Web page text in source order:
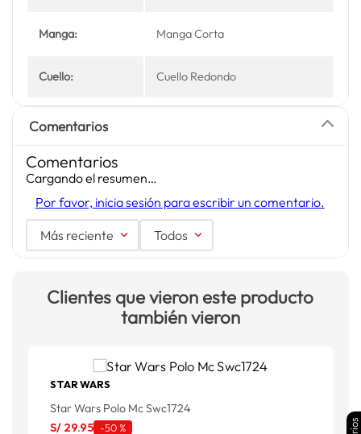
Manga: Manga Corta
Cuello: Cuello Redondo
Comentarios
Comentarios
Cargando el resumen…
Por favor, inicia sesión para escribir un comentario.
Más reciente Todos
Clientes que vieron este producto
también vieron
STAR WARS
Star Wars Polo Mc Swc1724
S/ 29.95 -50 %